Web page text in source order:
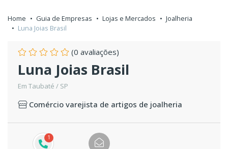
Home Guia de Empresas Lojas e Mercados
Joalheria
Luna Joias Brasil
(0 avaliações)
Luna Joias Brasil
Em Taubaté / SP
Comércio varejista de artigos de joalheria
1